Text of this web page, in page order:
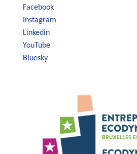
Facebook
Instagram
Linkedin
YouTube
Bluesky